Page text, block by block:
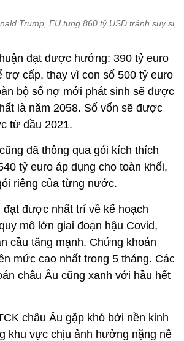
Trump, EU tung 860 tỷ USD tránh suy sụp.
đạt được hướng: 390 tỷ euro
trợ cấp, thay vì con số 500 tỷ euro
bộ số nợ mới phát sinh sẽ được
là năm 2058. Số vốn sẽ được
từ đầu 2021.
đã thông qua gói kích thích
tỷ euro áp dụng cho toàn khối,
riêng của từng nước.
đạt được nhất trí về kế hoạch
mô lớn giai đoạn hậu Covid,
cầu tăng mạnh. Chứng khoán
mức cao nhất trong 5 tháng. Các
châu Âu cũng xanh với hầu hết
châu Âu gặp khó bởi nền kinh
khu vực chịu ảnh hưởng nặng nề